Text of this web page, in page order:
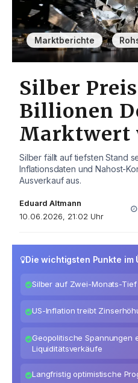
Marktberichte ,
Silber
Billionen
Marktwert
Silber fällt auf tiefsten Stand
Inflationsdaten und Nahost-
Ausverkauf aus.
Eduard Altmann
10.06.2026, 21:02 Uhr
Die wichtigsten Punkte im
Silber auf Zwei-Monats-
US-Inflation treibt
Geopolitische Spannungen
Liquiditätsverkäufe
Langfristig optimistische